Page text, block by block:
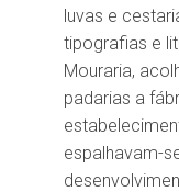
luvas e
tipografias e
Mouraria,
padarias a
espalhavam-